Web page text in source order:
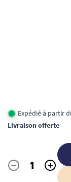
Expédié à partir
Livraison offerte
Quantité
- +